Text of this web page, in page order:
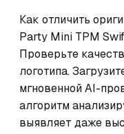
Как отличить
Party Mini TPM
Проверьте
логотипа.
мгновенной AI-
алгоритм
выявляет даже